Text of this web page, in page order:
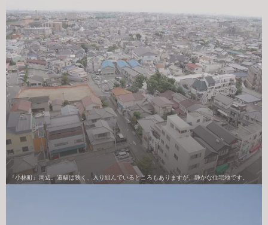
『小林町』周辺。道幅は狭く、入り組んでいるところもありますが、静かな住宅地です。